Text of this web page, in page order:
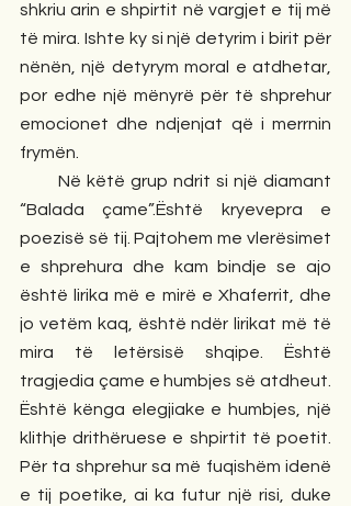
shkriu arin e shpirtit në vargjet e tij më
të mira. Ishte ky si një detyrim i birit për
nënën, një detyrym moral e atdhetar,
por edhe një mënyrë për të shprehur
emocionet dhe ndjenjat që i merrnin
frymën.
“Balada çame”.Është kryevepra e
poezisë së tij. Pajtohem me vlerësimet
e shprehura dhe kam bindje se ajo
është lirika më e mirë e Xhaferrit, dhe
jo vetëm kaq, është ndër lirikat më të
mira të letërsisë shqipe. Është
tragjedia çame e humbjes së atdheut.
Është kënga elegjiake e humbjes, një
klithje drithëruese e shpirtit të poetit.
Për ta shprehur sa më fuqishëm idenë
e tij poetike, ai ka futur një risi, duke